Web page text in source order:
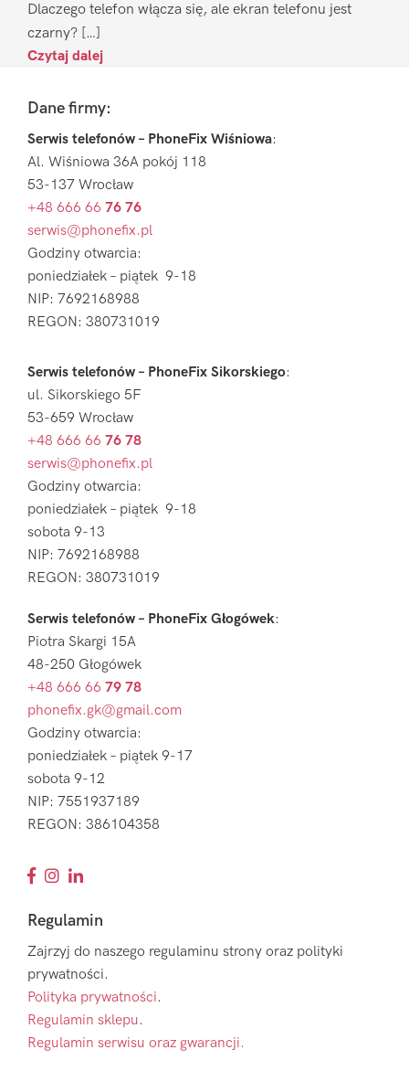
Dlaczego telefon włącza się, ale ekran telefonu jest
czarny? […]
Czytaj dalej
FooterDane firmy:
Serwis telefonów – PhoneFix Wiśniowa:
Al. Wiśniowa 36A pokój 118
53-137 Wrocław
+48 666 66 76 76
serwis@phonefix.pl
Godziny otwarcia:
poniedziałek – piątek 9-18
NIP: 7692168988
REGON: 380731019
Serwis telefonów – PhoneFix Sikorskiego:
ul. Sikorskiego 5F
53-659 Wrocław
+48 666 66 76 78
serwis@phonefix.pl
Godziny otwarcia:
poniedziałek – piątek 9-18
sobota 9-13
NIP: 7692168988
REGON: 380731019
Serwis telefonów – PhoneFix Głogówek:
Piotra Skargi 15A
48-250 Głogówek
+48 666 66 79 78
phonefix.gk@gmail.com
Godziny otwarcia:
poniedziałek – piątek 9-17
sobota 9-12
NIP: 7551937189
REGON: 386104358
Regulamin
Zajrzyj do naszego regulaminu strony oraz polityki
prywatności.
Polityka prywatności.
Regulamin sklepu.
Regulamin serwisu oraz gwarancji.